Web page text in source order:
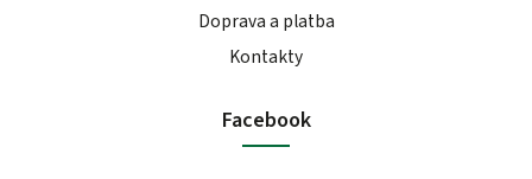
Doprava a platba
Kontakty
Facebook